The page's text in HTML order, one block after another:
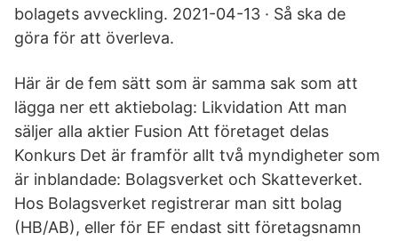
bolagets avveckling. 2021-04-13 · Så ska de
göra för att överleva.
Här är de fem sätt som är samma sak som att
lägga ner ett aktiebolag: Likvidation Att man
säljer alla aktier Fusion Att företaget delas
Konkurs Det är framför allt två myndigheter som
är inblandade: Bolagsverket och Skatteverket.
Hos Bolagsverket registrerar man sitt bolag
(HB/AB), eller för EF endast sitt företagsnamn